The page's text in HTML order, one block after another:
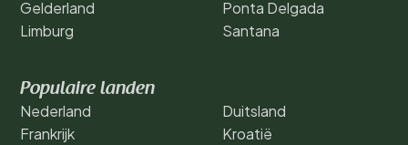
Gelderland
Limburg
Ponta Delgada
Santana
Populaire landen
Nederland
Frankrijk
Duitsland
Kroatië